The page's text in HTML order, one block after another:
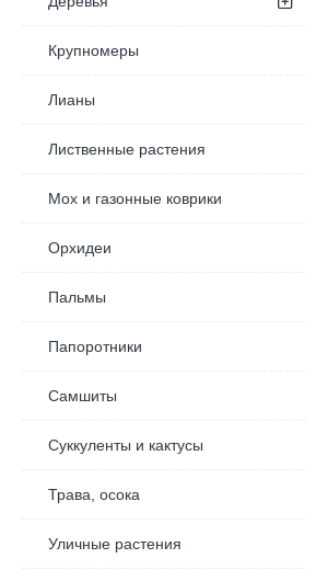
Крупномеры
Лианы
Лиственные растения
Мох и газонные коврики
Орхидеи
Пальмы
Папоротники
Самшиты
Суккуленты и кактусы
Трава, осока
Уличные растения
амаранта